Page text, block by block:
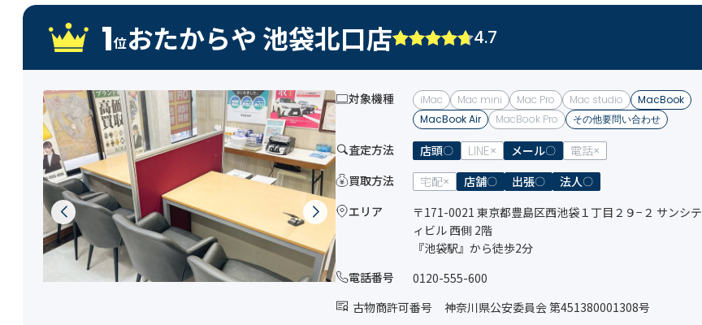
1位おたからや 池袋北口店 4.7
対象機種 iMac Mac mini Mac Pro Mac studio
MacBook
MacBook Air
MacBook Pro その他要問い合わせ
査定方法 店頭 LINE メール
電話
買取方法
宅配 店舗 出張
法人
エリア
〒171-0021 東京都豊島区西池袋１丁目２９−２ サンシテ
ィビル 西側 2階
『池袋駅』から徒歩2分
電話番号
0120-555-600
古物商許可番号
神奈川県公安委員会 第451380001308号